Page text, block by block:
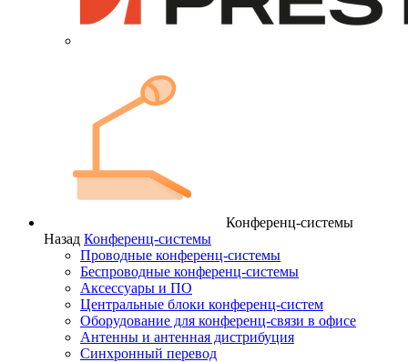
Конференц-системы
Назад Конференц-системы
Проводные конференц-системы
Беспроводные конференц-системы
Аксессуары и ПО
Центральные блоки конференц-систем
Оборудование для конференц-связи в офисе
Антенны и антенная дистрибуция
Синхронный перевод